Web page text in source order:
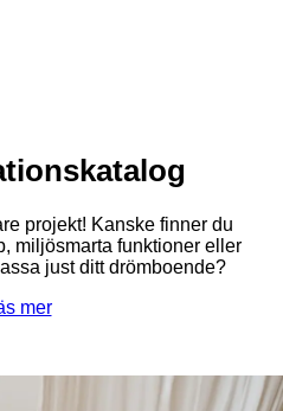
projekt! Kanske finner du
miljösmarta funktioner eller
just ditt drömboende?
mer